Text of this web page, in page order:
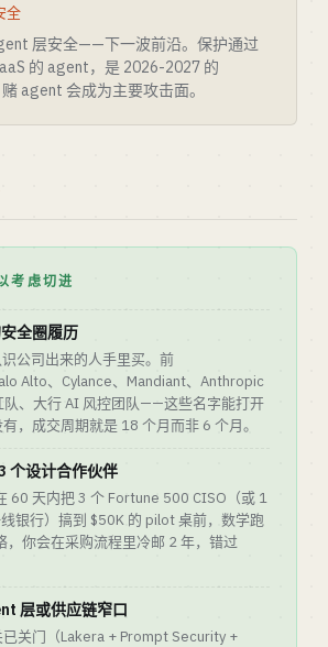
全
层安全——下一波前沿。保护通过
的 agent，是 2026-2027 的
agent 会成为主要攻击面。
虑切进
全圈履历
公司出来的人手里买。前
Alto、Cylance、Mandiant、Anthropic
队、大行 AI 风控团队——这些名字能打开
，成交周期就是 18 个月而非 6 个月。
个设计合作伙伴
60 天内把 3 个 Fortune 500 CISO（或 1
银行）搞到 $50K 的 pilot 桌前，数学跑
，你会在采购流程里冷邮 2 年，错过
层或供应链窄口
关门（Lakera + Prompt Security +